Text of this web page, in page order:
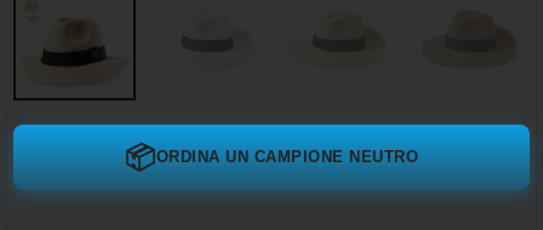
📦ORDINA UN CAMPIONE NEUTRO